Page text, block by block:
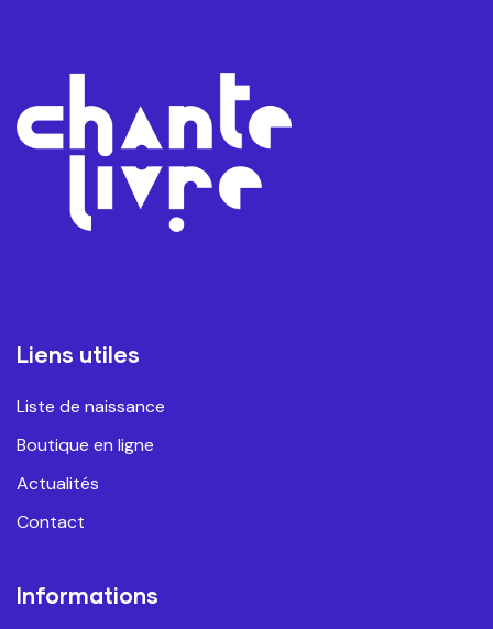
Liens utiles
Liste de naissance
Boutique en ligne
Actualités
Contact
Informations